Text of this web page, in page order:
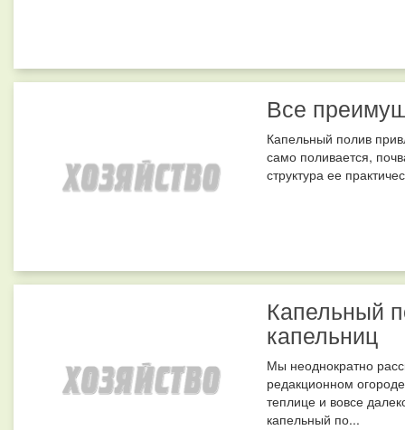
Все
Капельный полив
само поливается,
структура ее
Капельный
капельниц
Мы неоднократно
редакционном
теплице и вовсе
капельный по...